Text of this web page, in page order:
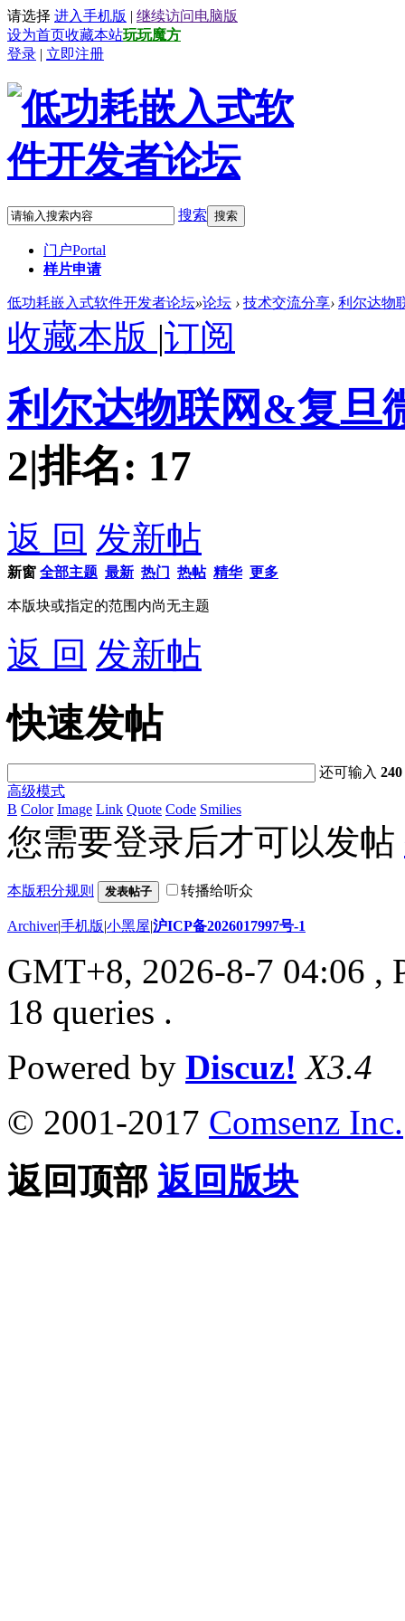
请选择 进入手机版 | 继续访问电脑版
设为首页收藏本站玩玩魔方
登录 | 立即注册
搜索 搜索
门户Portal
样片申请
低功耗嵌入式软件开发者论坛»论坛 › 技术交流分享› 利尔达物
收藏本版 |订阅
利尔达物联网&复旦
2|排名: 17
返 回 发新帖
新窗 全部主题 最新 热门 热帖 精华 更多
本版块或指定的范围内尚无主题
返 回 发新帖
快速发帖
还可输入240
高级模式
B Color Image Link Quote Code Smilies
您需要登录后才可以发帖
本版积分规则 发表帖子 转播给听众
Archiver|手机版|小黑屋|沪ICP备2026017997号-1
GMT+8, 2026-8-7 04:06 ,
18 queries .
Powered by Discuz! X3.4
© 2001-2017 Comsenz Inc.
返回顶部 返回版块